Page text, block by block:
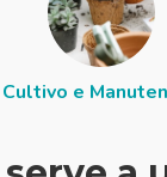
Cultivo e